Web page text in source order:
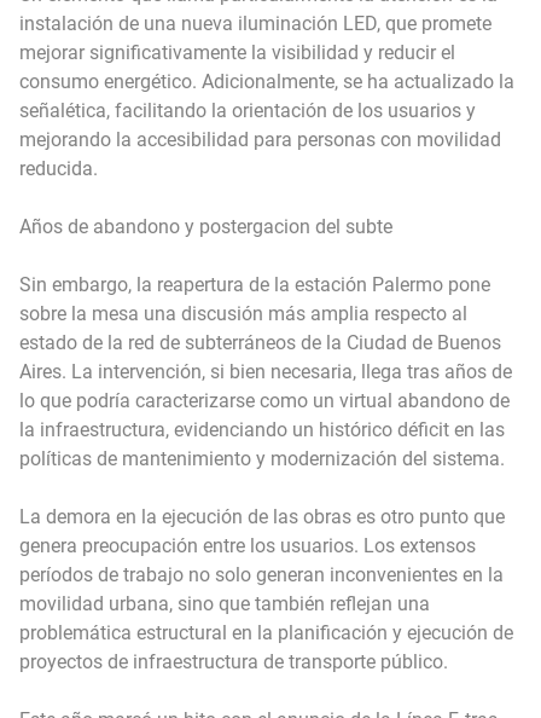
instalación de una nueva iluminación LED, que promete
mejorar significativamente la visibilidad y reducir el
consumo energético. Adicionalmente, se ha actualizado la
señalética, facilitando la orientación de los usuarios y
mejorando la accesibilidad para personas con movilidad
reducida.
Años de abandono y postergacion del subte
Sin embargo, la reapertura de la estación Palermo pone
sobre la mesa una discusión más amplia respecto al
estado de la red de subterráneos de la Ciudad de Buenos
Aires. La intervención, si bien necesaria, llega tras años de
lo que podría caracterizarse como un virtual abandono de
la infraestructura, evidenciando un histórico déficit en las
políticas de mantenimiento y modernización del sistema.
La demora en la ejecución de las obras es otro punto que
genera preocupación entre los usuarios. Los extensos
períodos de trabajo no solo generan inconvenientes en la
movilidad urbana, sino que también reflejan una
problemática estructural en la planificación y ejecución de
proyectos de infraestructura de transporte público.